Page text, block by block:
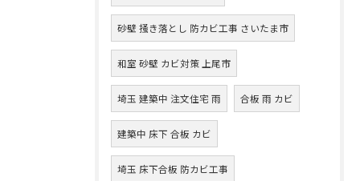
砂壁 掻き落とし 防カビ工事 さいたま市
和室 砂壁 カビ対策 上尾市
埼玉 建築中 注文住宅 雨 合板 雨 カビ
建築中 床下 合板 カビ
埼玉 床下合板 防カビ工事